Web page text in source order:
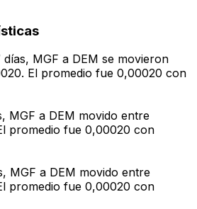
MGF a DEM se movieron
El promedio fue 0,00020 con
MGF a DEM movido entre
promedio fue 0,00020 con
MGF a DEM movido entre
promedio fue 0,00020 con